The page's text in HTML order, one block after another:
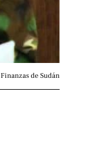
de Sudán